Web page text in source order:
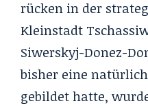
rücken in der
Kleinstadt
Siwerskyj-Donez-
bisher eine
gebildet hatte,